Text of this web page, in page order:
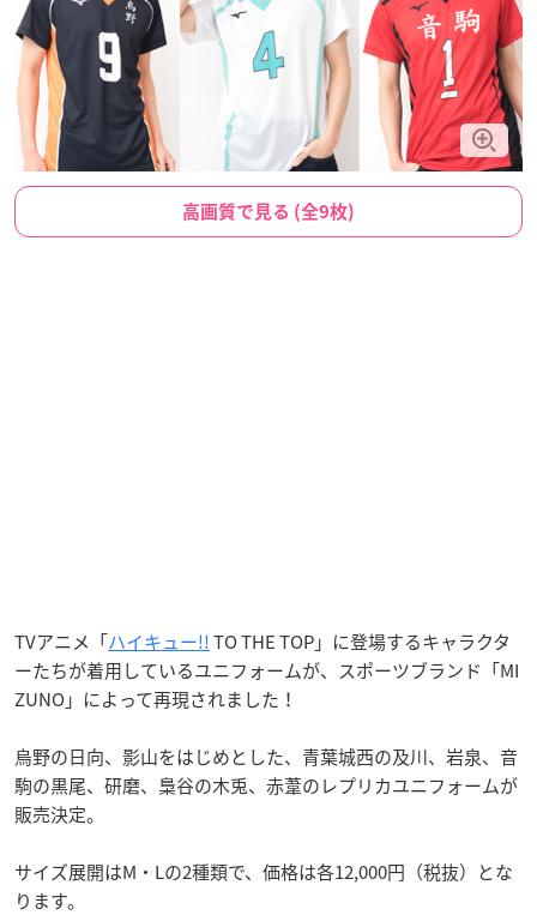
高画質で見る (全9枚)
TVアニメ「ハイキュー!!TO THE TOP」に登場するキャラクタ
ーたちが着用しているユニフォームが、スポーツブランド「MI
ZUNO」によって再現されました！
烏野の日向、影山をはじめとした、青葉城西の及川、岩泉、音
駒の黒尾、研磨、梟谷の木兎、赤葦のレプリカユニフォームが
販売決定。
サイズ展開はM・Lの2種類で、価格は各12,000円（税抜）とな
ります。